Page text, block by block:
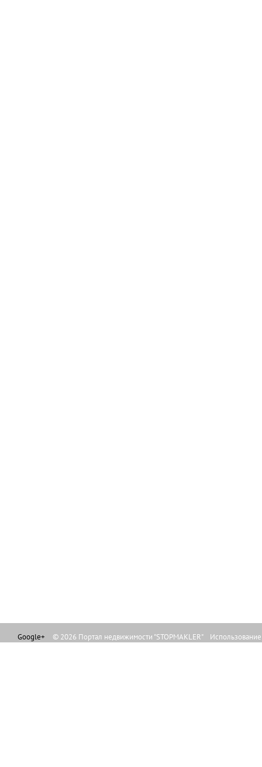
Google+ © 2026 Портал недвижимости "STOPMAKLER"